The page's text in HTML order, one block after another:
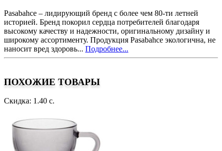
Pasabahce – лидирующий бренд с более чем 80-ти летней
историей. Бренд покорил сердца потребителей благодаря
высокому качеству и надежности, оригинальному дизайну и
широкому ассортименту. Продукция Pasabahce экологична, не
наносит вред здоровь... Подробнее...
ПОХОЖИЕ ТОВАРЫ
Скидка: 1.40 с.